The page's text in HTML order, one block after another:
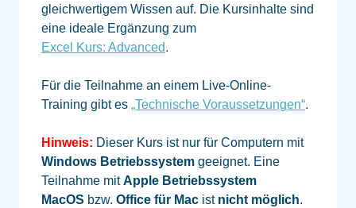
gleichwertigem Wissen auf. Die Kursinhalte sind
eine ideale Ergänzung zum
Excel Kurs: Advanced.
Für die Teilnahme an einem Live-Online-
Training gibt es „Technische Voraussetzungen“.
Hinweis: Dieser Kurs ist nur für Computern mit
Windows Betriebssystem geeignet. Eine
Teilnahme mitApple Betriebssystem
MacOS bzw. Office für Mac ist nicht möglich.